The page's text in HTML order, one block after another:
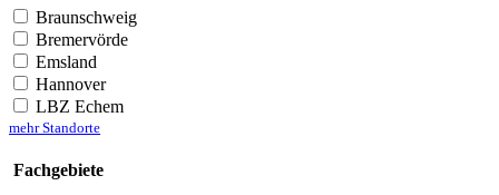
Braunschweig
Bremervörde
Emsland
Hannover
LBZ Echem
mehr Standorte
Fachgebiete